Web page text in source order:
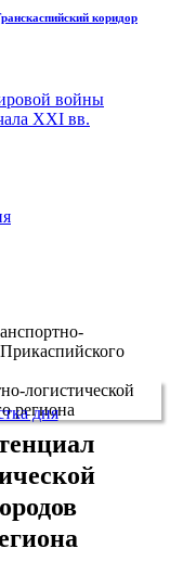
коридор
войны
XXI вв.
дня